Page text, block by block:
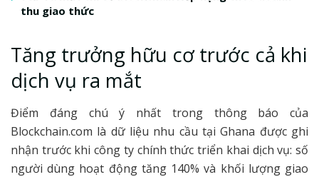
thu giao thức
Tăng trưởng hữu cơ trước cả khi
dịch vụ ra mắt
Điểm đáng chú ý nhất trong thông báo của
Blockchain.com là dữ liệu nhu cầu tại Ghana được ghi
nhận trước khi công ty chính thức triển khai dịch vụ: số
người dùng hoạt động tăng 140% và khối lượng giao